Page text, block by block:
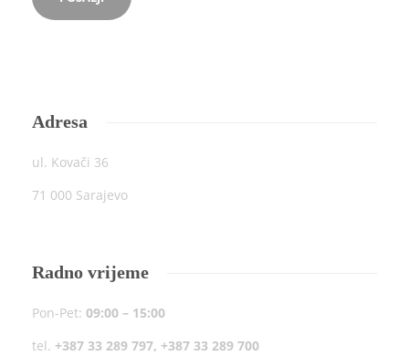
Adresa
ul. Kovači 36
71 000 Sarajevo
Radno vrijeme
Pon-Pet: 09:00 – 15:00
tel. +387 33 289 797, +387 33 289 700